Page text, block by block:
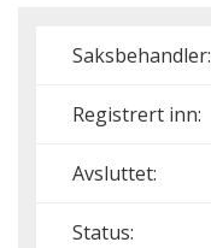
Saksbehandler:
Registrert inn:
Avsluttet:
Status: